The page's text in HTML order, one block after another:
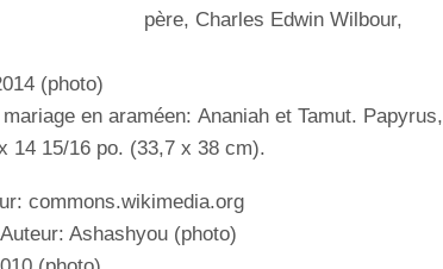
père, Charles Edwin Wilbour,
(photo)
en araméen: Ananiah et Tamut. Papyrus,
14 15/16 po. (33,7 x 38 cm).
commons.wikimedia.org
Ashashyou (photo)